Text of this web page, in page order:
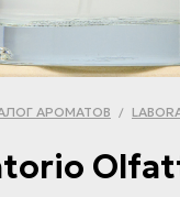
АРОМАТОВ /